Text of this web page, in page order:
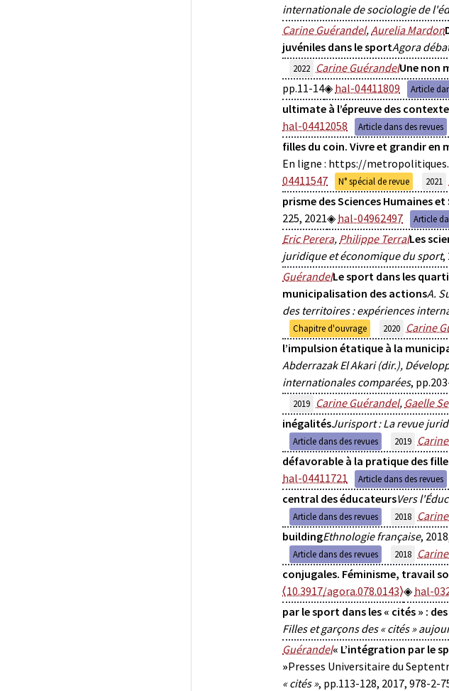
internationale de sociologie de
Carine Guérandel,Aurelia Mardon
juvéniles dans le sportAgora
2022
Carine GuérandelUne non
pp.11-14
hal-04411809 Article
ultimate à l’épreuve des
hal-04412058
Article dans des revues
filles du coin. Vivre et grandir en
En ligne : https://
04411547
N° spécial de revue 2021
prisme des Sciences Humaines et
225, 2021
hal-04962497 Article
Eric Perera, Philippe TerralLes
juridique et économique du sport,
GuérandelLe sport dans les
municipalisation des actionsA.
des territoires : expériences
Chapitre d'ouvrage 2020 Carine
l’impulsion étatique à la
Abderrazak El Akari (dir.),
internationales comparées,
2019
Carine Guérandel, Gaelle
inégalitésJurisport : La revue
Article dans des revues 2019
défavorable à la pratique des
hal-04411721
Article dans des revues
central des éducateursVers
Article dans des revues 2018
buildingEthnologie française,
Article dans des revues 2018
conjugales. Féminisme, travail
⟨10.3917/agora.078.0143⟩
hal-
par le sport dans les « cités » :
Filles et garçons des « cités »
Guérandel« L’intégration par le
»Presses Universitaire du
« cités », pp.113-128, 2017, 978-2-